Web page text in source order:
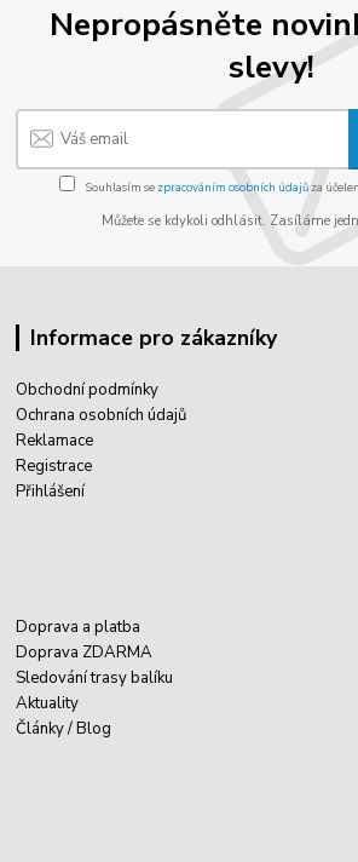
Nepropásněte
slevy!
Souhlasím se zpracováním osobních údajůza
Můžete se kdykoli odhlásit. Zasíláme
Informace pro zákazníky
Obchodní podmínky
Ochrana osobních údajů
Reklamace
Registrace
Přihlášení
Doprava a platba
Doprava ZDARMA
Sledování trasy balíku
Aktuality
Články / Blog